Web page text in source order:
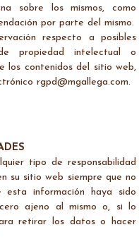
sobre los mismos, como
por parte del mismo.
respecto a posibles
propiedad intelectual o
los contenidos del sitio web,
rgpd@mgallega.com.
tipo de responsabilidad
su sitio web siempre que no
información haya sido
ajeno al mismo o, si lo
retirar los datos o hacer